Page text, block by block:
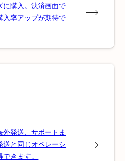
に購入。決済画面で
入率アップが期待で
外発送、サポートま
送と同じオペレーシ
きます。